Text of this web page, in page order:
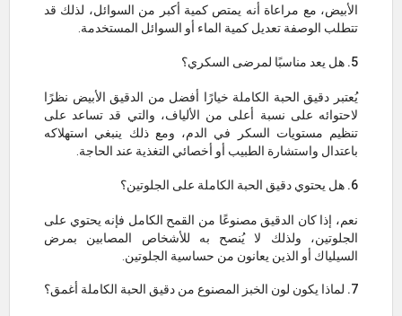
الأبيض، مع مراعاة أنه يمتص كمية أكبر من السوائل، لذلك قد
تتطلب الوصفة تعديل كمية الماء أو السوائل المستخدمة.
5. هل يعد مناسبًا لمرضى السكري؟
يُعتبر دقيق الحبة الكاملة خيارًا أفضل من الدقيق الأبيض نظرًا
لاحتوائه على نسبة أعلى من الألياف، والتي قد تساعد على
تنظيم مستويات السكر في الدم، ومع ذلك ينبغي استهلاكه
باعتدال واستشارة الطبيب أو أخصائي التغذية عند الحاجة.
6. هل يحتوي دقيق الحبة الكاملة على الجلوتين؟
نعم، إذا كان الدقيق مصنوعًا من القمح الكامل فإنه يحتوي على
الجلوتين، ولذلك لا يُنصح به للأشخاص المصابين بمرض
السيلياك أو الذين يعانون من حساسية الجلوتين.
7. لماذا يكون لون الخبز المصنوع من دقيق الحبة الكاملة أغمق؟